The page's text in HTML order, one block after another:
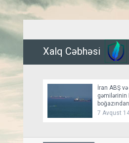
Xalq Cəbhəsi
İran ABŞ və
gəmilərinin
bağlayır
7 Avqust